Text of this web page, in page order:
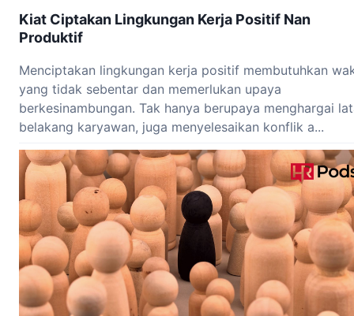
Kiat Ciptakan Lingkungan Kerja Positif Nan
Produktif
Menciptakan lingkungan kerja positif membutuhkan
yang tidak sebentar dan memerlukan upaya
berkesinambungan. Tak hanya berupaya menghargai
belakang karyawan, juga menyelesaikan konflik a...